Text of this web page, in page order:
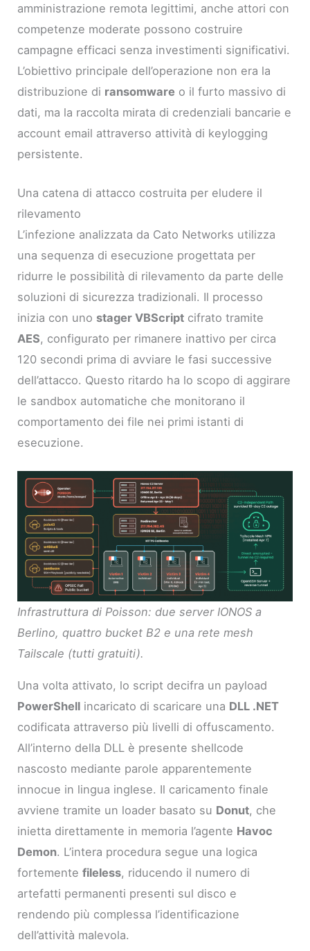
amministrazione remota legittimi, anche attori con
competenze moderate possono costruire
campagne efficaci senza investimenti significativi.
L’obiettivo principale dell’operazione non era la
distribuzione di ransomware o il furto massivo di
dati, ma la raccolta mirata di credenziali bancarie e
account email attraverso attività di keylogging
persistente.
Una catena di attacco costruita per eludere il
rilevamento
L’infezione analizzata da Cato Networks utilizza
una sequenza di esecuzione progettata per
ridurre le possibilità di rilevamento da parte delle
soluzioni di sicurezza tradizionali. Il processo
inizia con uno stager VBScript cifrato tramite
AES, configurato per rimanere inattivo per circa
120 secondi prima di avviare le fasi successive
dell’attacco. Questo ritardo ha lo scopo di aggirare
le sandbox automatiche che monitorano il
comportamento dei file nei primi istanti di
esecuzione.
Infrastruttura di Poisson: due server IONOS a
Berlino, quattro bucket B2 e una rete mesh
Tailscale (tutti gratuiti).
Una volta attivato, lo script decifra un payload
PowerShell incaricato di scaricare una DLL .NET
codificata attraverso più livelli di offuscamento.
All’interno della DLL è presente shellcode
nascosto mediante parole apparentemente
innocue in lingua inglese. Il caricamento finale
avviene tramite un loader basato su Donut, che
inietta direttamente in memoria l’agente Havoc
Demon. L’intera procedura segue una logica
fortementefileless, riducendo il numero di
artefatti permanenti presenti sul disco e
rendendo più complessa l’identificazione
dell’attività malevola.